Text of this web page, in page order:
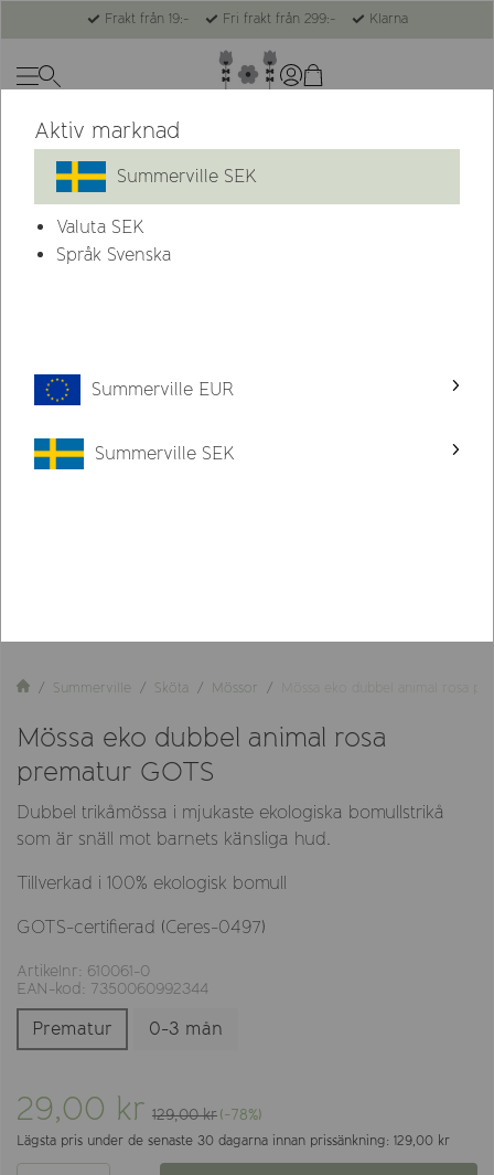
Frakt från 19:- Fri frakt från 299:- Klarna
-78%
Summerville Sköta Mössor Mössa eko dubbel animal rosa
Mössa eko dubbel animal rosa
prematur GOTS
Dubbel trikåmössa i mjukaste ekologiska bomullstrikå
som är snäll mot barnets känsliga hud.
Tillverkad i 100% ekologisk bomull
GOTS-certifierad (Ceres-0497)
Artikelnr: 610061-0
EAN-kod: 7350060992344
Prematur 0-3 mån
29,00 kr 129,00 kr(-78%)
Lägsta pris under de senaste 30 dagarna innan prissänkning: 129,00 kr
Aktiv marknad
Summerville SEK
Valuta SEK
Språk Svenska
Summerville EUR
Summerville SEK